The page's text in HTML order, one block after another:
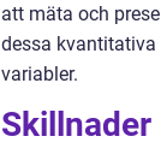
att mäta och
dessa
variabler.